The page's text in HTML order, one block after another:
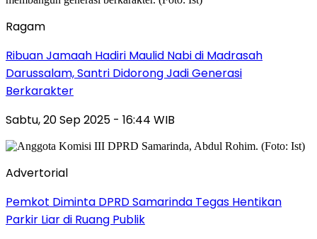
Ragam
Ribuan Jamaah Hadiri Maulid Nabi di Madrasah
Darussalam, Santri Didorong Jadi Generasi
Berkarakter
Sabtu, 20 Sep 2025 - 16:44 WIB
Advertorial
Pemkot Diminta DPRD Samarinda Tegas Hentikan
Parkir Liar di Ruang Publik